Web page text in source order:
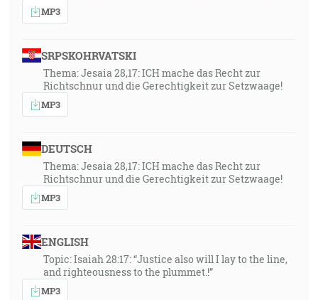
MP3
SRPSKOHRVATSKI
Thema: Jesaia 28,17: ICH mache das Recht zur
Richtschnur und die Gerechtigkeit zur Setzwaage!
MP3
DEUTSCH
Thema: Jesaia 28,17: ICH mache das Recht zur
Richtschnur und die Gerechtigkeit zur Setzwaage!
MP3
ENGLISH
Topic: Isaiah 28:17: “Justice also will I lay to the line,
and righteousness to the plummet.!”
MP3